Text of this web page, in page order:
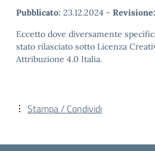
Pubblicato: 23.12.2024 - Revisione:
Eccetto dove diversamente
stato rilasciato sotto Licenza
Attribuzione 4.0 Italia.
Stampa / Condividi